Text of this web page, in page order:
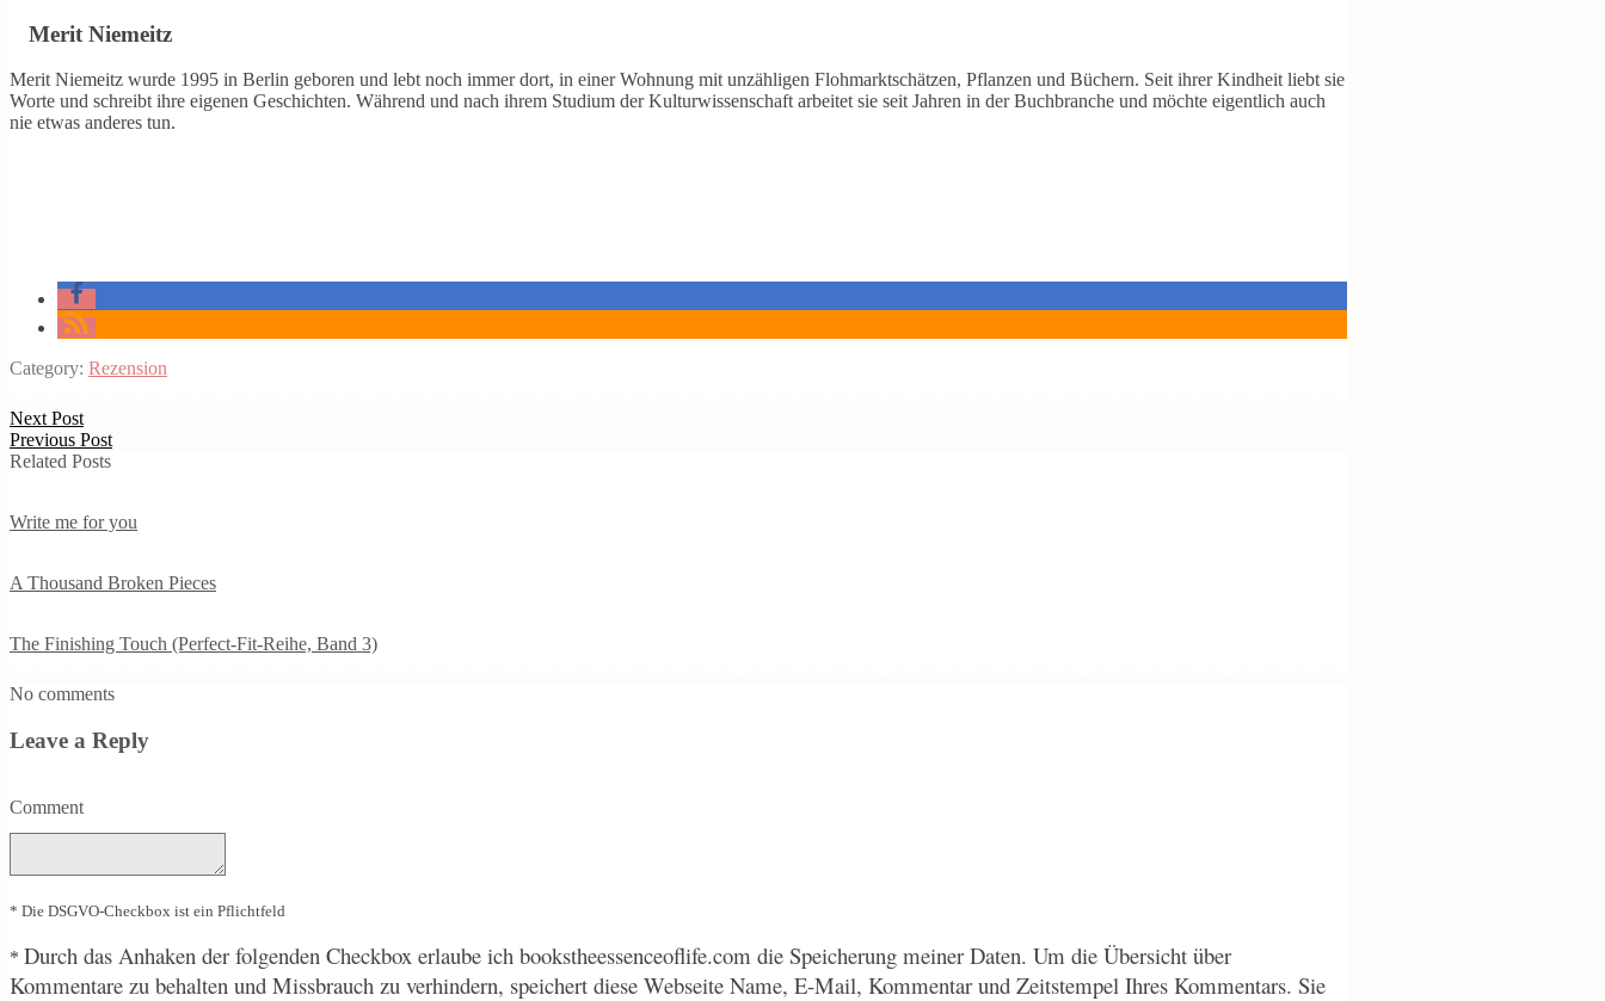
Merit Niemeitz
Merit Niemeitz wurde 1995 in Berlin geboren und lebt noch immer dort, in einer Wohnung mit unzähligen Flohmarktschätzen, Pflanzen und Büchern. Seit ihrer Kindheit liebt sie
Worte und schreibt ihre eigenen Geschichten. Während und nach ihrem Studium der Kulturwissenschaft arbeitet sie seit Jahren in der Buchbranche und möchte eigentlich auch
nie etwas anderes tun.
Category: Rezension
Next Post
Previous Post
Related Posts
Write me for you
A Thousand Broken Pieces
The Finishing Touch (Perfect-Fit-Reihe, Band 3)
No comments
Leave a Reply
Comment
* Die DSGVO-Checkbox ist ein Pflichtfeld
* Durch das Anhaken der folgenden Checkbox erlaube ich bookstheessenceoflife.com die Speicherung meiner Daten. Um die Übersicht über
Kommentare zu behalten und Missbrauch zu verhindern, speichert diese Webseite Name, E-Mail, Kommentar und Zeitstempel Ihres Kommentars. Sie